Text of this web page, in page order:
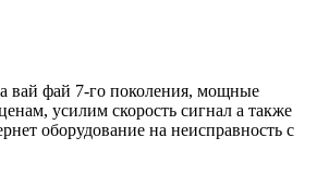
вай фай 7-го поколения, мощные
усилим скорость сигнал а также
оборудование на неисправность с